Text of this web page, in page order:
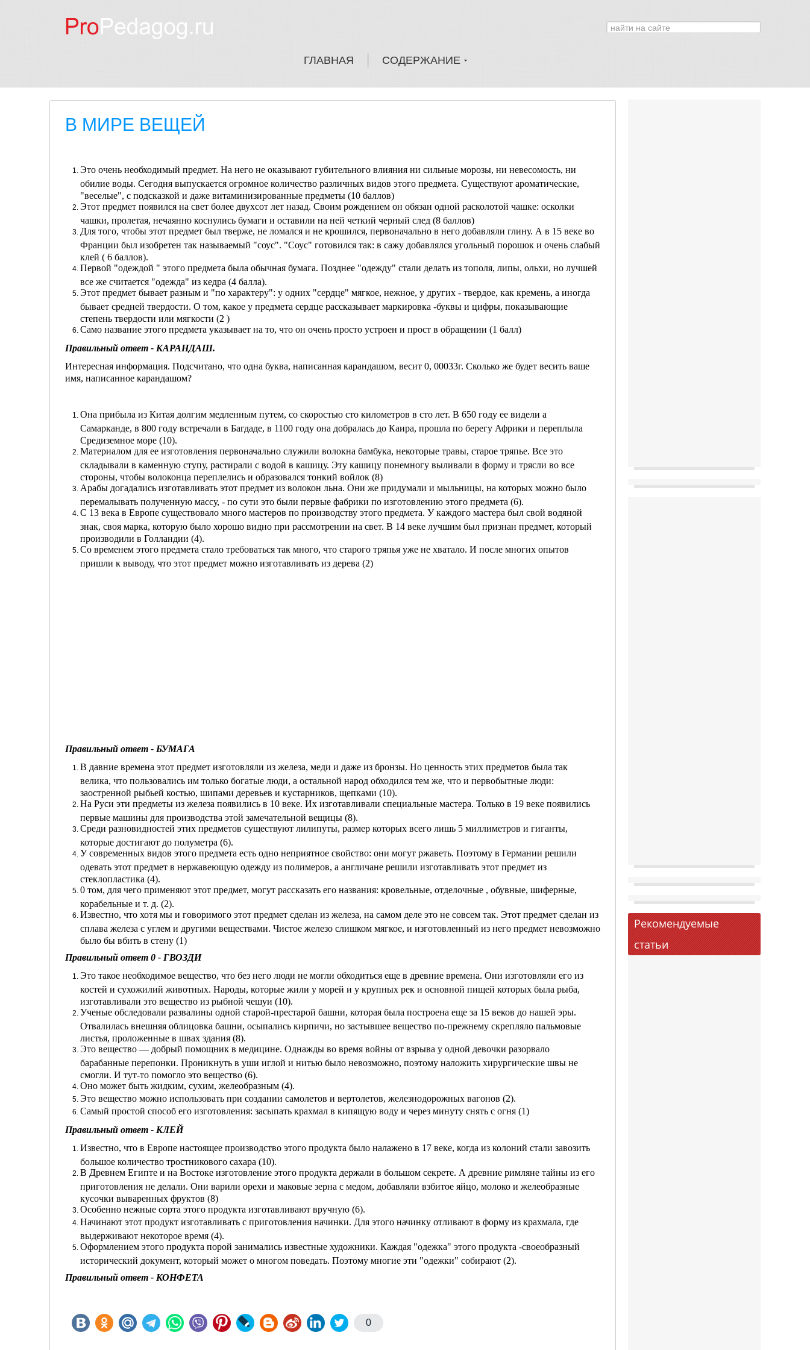
ГЛАВНАЯ СОДЕРЖАНИЕ
В МИРЕ ВЕЩЕЙ
Это очень необходимый предмет. На него не оказывают губительного влияния ни сильные морозы, ни невесомость, ни
обилие воды. Сегодня выпускается огромное количество различных видов этого предмета. Существуют ароматические,
"веселые", с подсказкой и даже витаминизированные предметы (10 баллов)
Этот предмет появился на свет более двухсот лет назад. Своим рождением он обязан одной расколотой чашке: осколки
чашки, пролетая, нечаянно коснулись бумаги и оставили на ней четкий черный след (8 баллов)
Для того, чтобы этот предмет был тверже, не ломался и не крошился, первоначально в него добавляли глину. А в 15 веке во
Франции был изобретен так называемый "соус". "Соус" готовился так: в сажу добавлялся угольный порошок и очень слабый
клей ( 6 баллов).
Первой "одеждой " этого предмета была обычная бумага. Позднее "одежду" стали делать из тополя, липы, ольхи, но лучшей
все же считается "одежда" из кедра (4 балла).
Этот предмет бывает разным и "по характеру": у одних "сердце" мягкое, нежное, у других - твердое, как кремень, а иногда
бывает средней твердости. О том, какое у предмета сердце рассказывает маркировка -буквы и цифры, показывающие
степень твердости или мягкости (2 )
Само название этого предмета указывает на то, что он очень просто устроен и прост в обращении (1 балл)
Правильный ответ - КАРАНДАШ.
Интересная информация. Подсчитано, что одна буква, написанная карандашом, весит 0, 00033г. Сколько же будет весить ваше
имя, написанное карандашом?
Она прибыла из Китая долгим медленным путем, со скоростью сто километров в сто лет. В 650 году ее видели а
Самарканде, в 800 году встречали в Багдаде, в 1100 году она добралась до Каира, прошла по берегу Африки и переплыла
Средиземное море (10).
Материалом для ее изготовления первоначально служили волокна бамбука, некоторые травы, старое тряпье. Все это
складывали в каменную ступу, растирали с водой в кашицу. Эту кашицу понемногу выливали в форму и трясли во все
стороны, чтобы волоконца переплелись и образовался тонкий войлок (8)
Арабы догадались изготавливать этот предмет из волокон льна. Они же придумали и мыльницы, на которых можно было
перемалывать полученную массу, - по сути это были первые фабрики по изготовлению этого предмета (6).
С 13 века в Европе существовало много мастеров по производству этого предмета. У каждого мастера был свой водяной
знак, своя марка, которую было хорошо видно при рассмотрении на свет. В 14 веке лучшим был признан предмет, который
производили в Голландии (4).
Со временем этого предмета стало требоваться так много, что старого тряпья уже не хватало. И после многих опытов
пришли к выводу, что этот предмет можно изготавливать из дерева (2)
Правильный ответ - БУМАГА
В давние времена этот предмет изготовляли из железа, меди и даже из бронзы. Но ценность этих предметов была так
велика, что пользовались им только богатые люди, а остальной народ обходился тем же, что и первобытные люди:
заостренной рыбьей костью, шипами деревьев и кустарников, щепками (10).
На Руси эти предметы из железа появились в 10 веке. Их изготавливали специальные мастера. Только в 19 веке появились
первые машины для производства этой замечательной вещицы (8).
Среди разновидностей этих предметов существуют лилипуты, размер которых всего лишь 5 миллиметров и гиганты,
которые достигают до полуметра (6).
У современных видов этого предмета есть одно неприятное свойство: они могут ржаветь. Поэтому в Германии решили
одевать этот предмет в нержавеющую одежду из полимеров, а англичане решили изготавливать этот предмет из
стеклопластика (4).
0 том, для чего применяют этот предмет, могут рассказать его названия: кровельные, отделочные , обувные, шиферные,
корабельные и т. д. (2).
Известно, что хотя мы и говоримого этот предмет сделан из железа, на самом деле это не совсем так. Этот предмет сделан из
сплава железа с углем и другими веществами. Чистое железо слишком мягкое, и изготовленный из него предмет невозможно
было бы вбить в стену (1)
Правильный ответ 0 - ГВОЗДИ
Это такое необходимое вещество, что без него люди не могли обходиться еще в древние времена. Они изготовляли его из
костей и сухожилий животных. Народы, которые жили у морей и у крупных рек и основной пищей которых была рыба,
изготавливали это вещество из рыбной чешуи (10).
Ученые обследовали развалины одной старой-престарой башни, которая была построена еще за 15 веков до нашей эры.
Отвалилась внешняя облицовка башни, осыпались кирпичи, но застывшее вещество по-прежнему скрепляло пальмовые
листья, проложенные в швах здания (8).
Это вещество — добрый помощник в медицине. Однажды во время войны от взрыва у одной девочки разорвало
барабанные перепонки. Проникнуть в уши иглой и нитью было невозможно, поэтому наложить хирургические швы не
смогли. И тут-то помогло это вещество (6).
Оно может быть жидким, сухим, желеобразным (4).
Это вещество можно использовать при создании самолетов и вертолетов, железнодорожных вагонов (2).
Самый простой способ его изготовления: засыпать крахмал в кипящую воду и через минуту снять с огня (1)
Правильный ответ - КЛЕЙ
Известно, что в Европе настоящее производство этого продукта было налажено в 17 веке, когда из колоний стали завозить
большое количество тростникового сахара (10).
В Древнем Египте и на Востоке изготовление этого продукта держали в большом секрете. А древние римляне тайны из его
приготовления не делали. Они варили орехи и маковые зерна с медом, добавляли взбитое яйцо, молоко и желеобразные
кусочки вываренных фруктов (8)
Особенно нежные сорта этого продукта изготавливают вручную (6).
Начинают этот продукт изготавливать с приготовления начинки. Для этого начинку отливают в форму из крахмала, где
выдерживают некоторое время (4).
Оформлением этого продукта порой занимались известные художники. Каждая "одежка" этого продукта -своеобразный
исторический документ, который может о многом поведать. Поэтому многие эти "одежки" собирают (2).
Правильный ответ - КОНФЕТА
0
Рекомендуемые
статьи